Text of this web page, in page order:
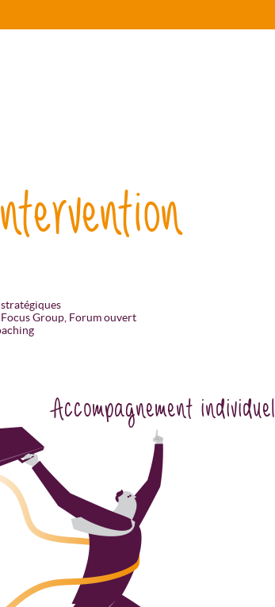
Group, Forum ouvert
Accompagnement individuel